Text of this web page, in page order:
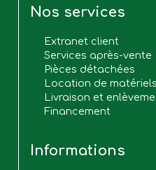
Nos services
Extranet client
Services après-vente
Pièces détachées
Location de matériels
Livraison et
Financement
Informations